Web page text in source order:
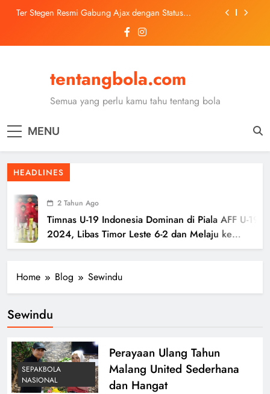
SkipTer Stegen Resmi Gabung Ajax dengan Status
Trabzonspor Mulai Negosiasi Mohamed Salah, Tes
Medis Dijadwalkan 5 Agustus
2026, Siap Tatap Putaran Provinsi
Kerolin Resmi Gabung Barcelona, Transfer
Dilaporkan Pecahkan Rekor Penjualan WSL
Pinjaman dari Barcelona
Trabzonspor Mulai Negosiasi Mohamed Salah, Tes
Medis Dijadwalkan 5 Agustus
Malang United U-13 Juara Piala Soeratin Kota Malang
2026, Siap Tatap Putaran Provinsi
tentangbola.com
Semua yang perlu kamu tahu tentang bola
MENU
HEADLINES
2 Tahun Ago
Timnas U-19 Indonesia Dominan di Piala AFF U-19
2024, Libas Timor Leste 6-2 dan Melaju ke
Semifinal
Home Blog Sewindu
Sewindu
SEPAKBOLA
NASIONAL
Perayaan Ulang Tahun
Malang United Sederhana
dan Hangat